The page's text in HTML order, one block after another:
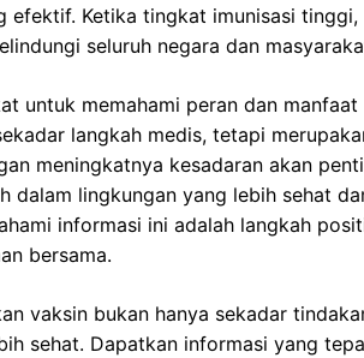
Ketika tingkat imunisasi
seluruh negara dan
untuk memahami peran dan manfaat
langkah medis, tetapi
meningkatnya kesadaran akan
dalam lingkungan yang lebih sehat
informasi ini adalah langkah
bersama.
vaksin bukan hanya sekadar
sehat. Dapatkan informasi yang